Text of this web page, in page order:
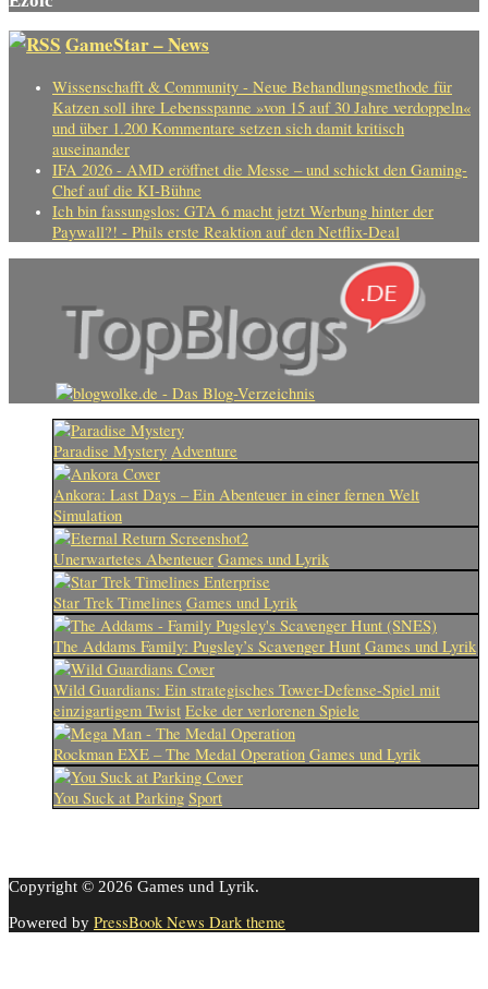
GameStar – News
Wissenschafft & Community - Neue Behandlungsmethode für
Katzen soll ihre Lebensspanne »von 15 auf 30 Jahre verdoppeln«
und über 1.200 Kommentare setzen sich damit kritisch
auseinander
IFA 2026 - AMD eröffnet die Messe – und schickt den Gaming-
Chef auf die KI-Bühne
Ich bin fassungslos: GTA 6 macht jetzt Werbung hinter der
Paywall?! - Phils erste Reaktion auf den Netflix-Deal
Paradise Mystery Adventure
Ankora: Last Days – Ein Abenteuer in einer fernen Welt
Simulation
Unerwartetes Abenteuer Games und Lyrik
Star Trek Timelines Games und Lyrik
The Addams Family: Pugsley’s Scavenger Hunt Games und Lyrik
Wild Guardians: Ein strategisches Tower-Defense-Spiel mit
einzigartigem Twist Ecke der verlorenen Spiele
Rockman EXE – The Medal Operation Games und Lyrik
You Suck at Parking Sport
Copyright © 2026 Games und Lyrik.
Powered by PressBook News Dark theme